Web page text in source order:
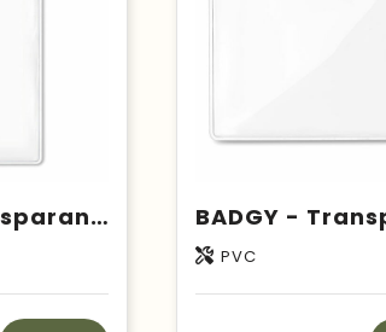
BADGO - Transparante badge
PVC